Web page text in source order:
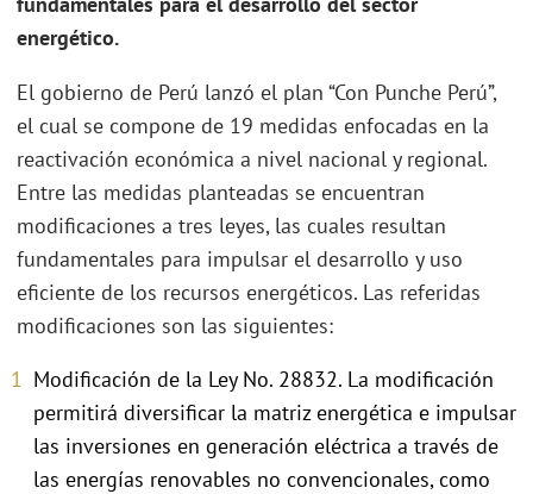
energético.
El gobierno de Perú lanzó el plan “Con Punche Perú”,
el cual se compone de 19 medidas enfocadas en la
reactivación económica a nivel nacional y regional.
Entre las medidas planteadas se encuentran
modificaciones a tres leyes, las cuales resultan
fundamentales para impulsar el desarrollo y uso
eficiente de los recursos energéticos. Las referidas
modificaciones son las siguientes:
Modificación de la Ley No. 28832. La modificación
permitirá diversificar la matriz energética e impulsar
las inversiones en generación eléctrica a través de
las energías renovables no convencionales, como